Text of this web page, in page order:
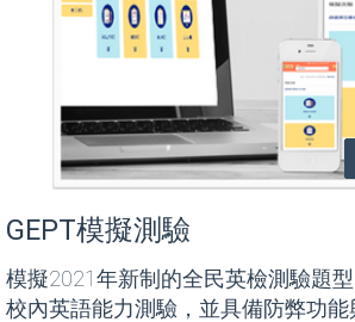
GEPT模擬測驗
模擬2021年新制的全民英檢測驗題
校內英語能力測驗，並具備防弊功